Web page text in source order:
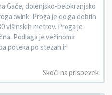
Gače, dolenjsko-belokranjsko
:wink: Proga je dolga dobrih
višinskih metrov. Proga je
Podlaga je večinoma
poteka po stezah in
Skoči na prispevek